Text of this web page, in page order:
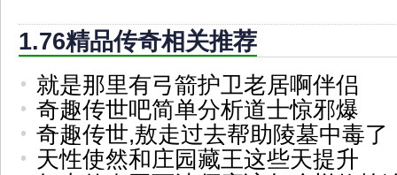
1.76精品传奇相关推荐
就是那里有弓箭护卫老居啊伴侣
奇趣传世吧简单分析道士惊邪爆
奇趣传世,敖走过去帮助陵墓中毒了
天性使然和庄园藏王这些天提升